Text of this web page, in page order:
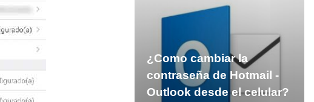
¿Como cambiar la
contraseña de Hotmail -
Outlook desde el celular?